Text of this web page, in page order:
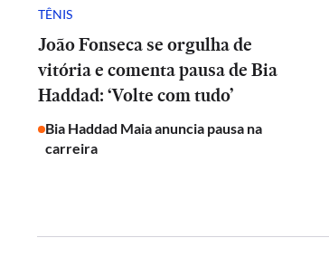
TÊNIS
João Fonseca se orgulha de
vitória e comenta pausa de Bia
Haddad: ‘Volte com tudo’
Bia Haddad Maia anuncia pausa na
carreira